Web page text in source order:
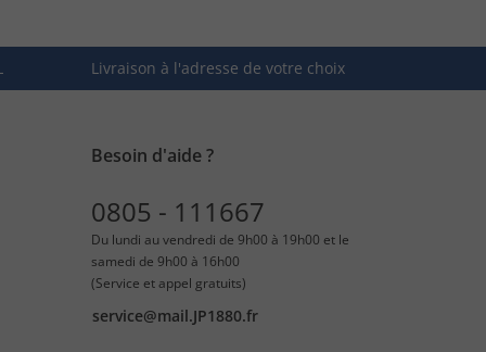
Livraison à l'adresse de votre choix
Besoin d'aide ?
0805 - 111667
Du lundi au vendredi de 9h00 à 19h00 et le
samedi de 9h00 à 16h00
(Service et appel gratuits)
service@mail.JP1880.fr